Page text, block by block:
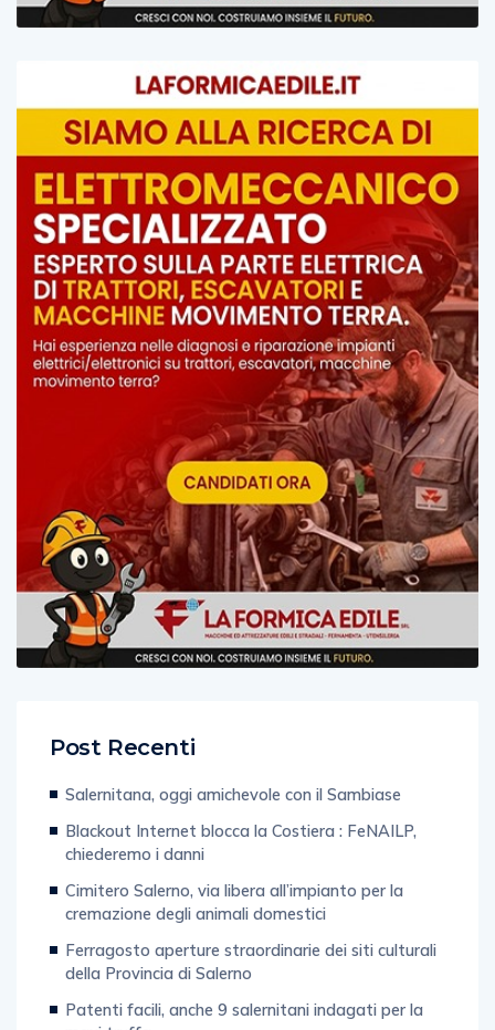
Post Recenti
Salernitana, oggi amichevole con il Sambiase
Blackout Internet blocca la Costiera : FeNAILP,
chiederemo i danni
Cimitero Salerno, via libera all’impianto per la
cremazione degli animali domestici
Ferragosto aperture straordinarie dei siti culturali
della Provincia di Salerno
Patenti facili, anche 9 salernitani indagati per la